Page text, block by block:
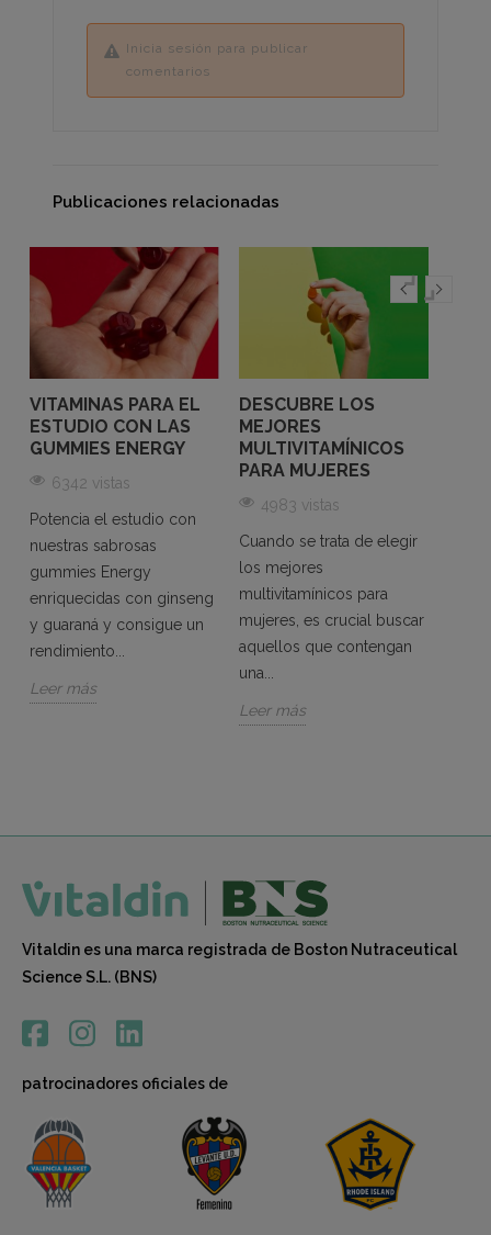
Inicia sesión para publicar
comentarios
Publicaciones relacionadas
VITAMINAS PARA EL
ESTUDIO CON LAS
GUMMIES ENERGY
6342 vistas
Potencia el estudio con
nuestras sabrosas
gummies Energy
enriquecidas con ginseng
y guaraná y consigue un
rendimiento...
Leer más
DESCUBRE LOS
MEJORES
MULTIVITAMÍNICOS
PARA MUJERES
4983 vistas
Cuando se trata de elegir
los mejores
multivitamínicos para
mujeres, es crucial buscar
aquellos que contengan
una...
Leer más
Vitaldin es una marca registrada de Boston Nutraceutical
Science S.L. (BNS)
patrocinadores oficiales de